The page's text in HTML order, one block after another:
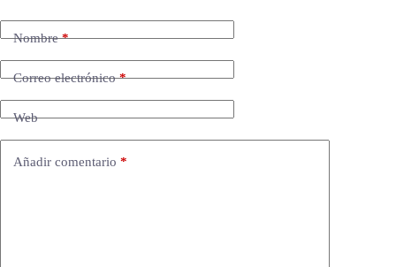
Nombre*
Correo electrónico*
Web
Añadir comentario *